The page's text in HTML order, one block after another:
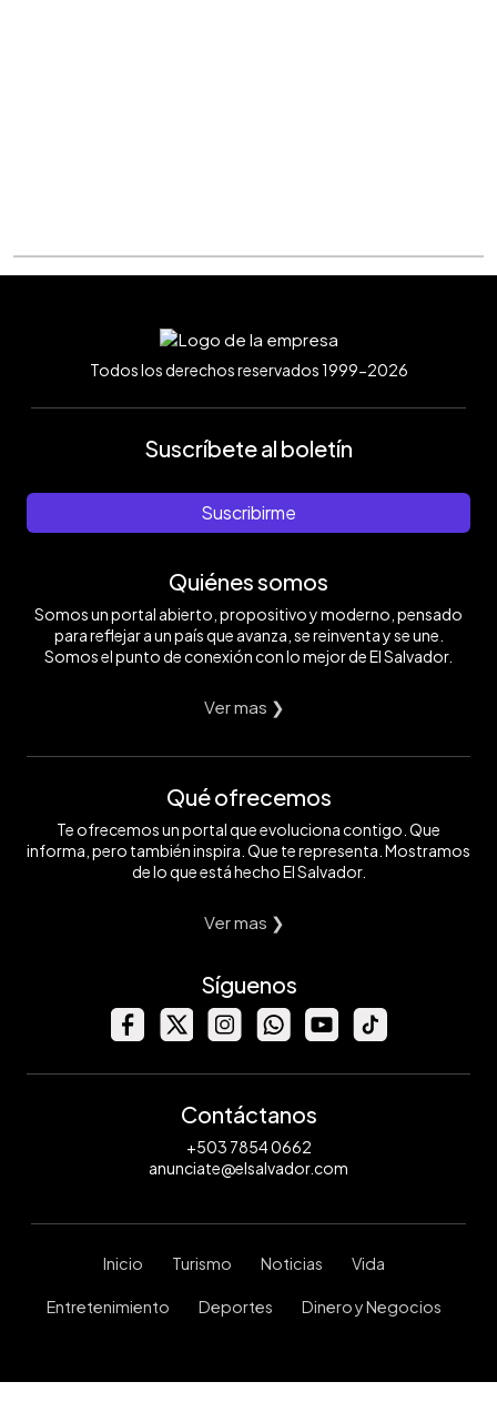
Todos los derechos reservados 1999-2026
Suscríbete al boletín
Suscribirme
Quiénes somos
Somos un portal abierto, propositivo y moderno, pensado
para reflejar a un país que avanza, se reinventa y se une.
Somos el punto de conexión con lo mejor de El Salvador.
Ver mas ❯
Qué ofrecemos
Te ofrecemos un portal que evoluciona contigo. Que
informa, pero también inspira. Que te representa. Mostramos
de lo que está hecho El Salvador.
Ver mas ❯
Síguenos
Contáctanos
+503 7854 0662
anunciate@elsalvador.com
Inicio Turismo Noticias Vida
Entretenimiento Deportes Dinero y Negocios